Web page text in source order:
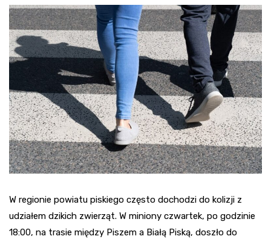
W regionie powiatu piskiego często dochodzi do kolizji z
udziałem dzikich zwierząt. W miniony czwartek, po godzinie
18:00, na trasie między Piszem a Białą Piską, doszło do